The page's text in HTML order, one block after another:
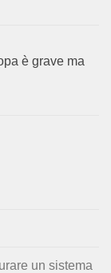
è grave ma
un sistema